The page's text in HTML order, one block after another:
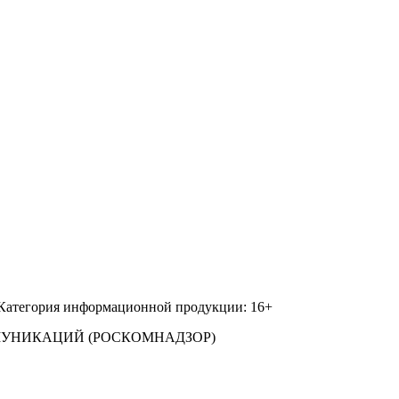
информационной продукции: 16+
(РОСКОМНАДЗОР)